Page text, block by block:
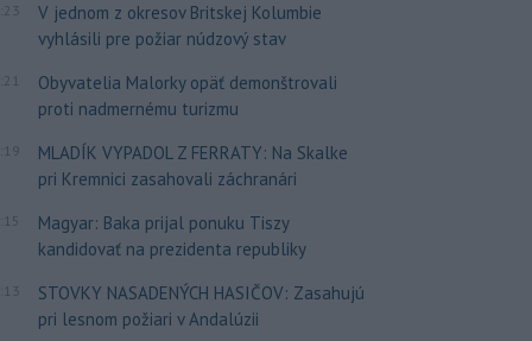
V jednom z okresov Britskej Kolumbie
vyhlásili pre požiar núdzový stav
Obyvatelia Malorky opäť demonštrovali
proti nadmernému turizmu
MLADÍK VYPADOL Z FERRATY: Na Skalke
pri Kremnici zasahovali záchranári
Magyar: Baka prijal ponuku Tiszy
kandidovať na prezidenta republiky
STOVKY NASADENÝCH HASIČOV: Zasahujú
pri lesnom požiari v Andalúzii